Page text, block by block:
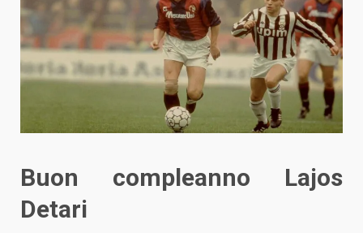
Buon compleanno Lajos
Detari